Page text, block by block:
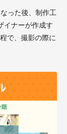
った後、制作工
イナーが作成す
で、撮影の際に